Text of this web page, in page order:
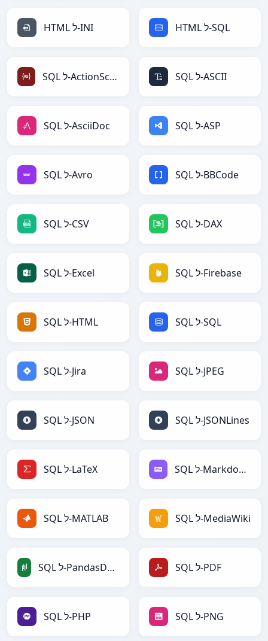
HTML ל-INI HTML ל-SQL
SQL ל-ActionScript SQL ל-ASCII
SQL ל-AsciiDoc SQL ל-ASP
SQL ל-Avro SQL ל-BBCode
SQL ל-CSV SQL ל-DAX
SQL ל-Excel SQL ל-Firebase
SQL ל-HTML SQL ל-SQL
SQL ל-Jira SQL ל-JPEG
SQL ל-JSON SQL ל-JSONLines
SQL ל-LaTeX SQL ל-Markdown
SQL ל-MATLAB SQL ל-MediaWiki
SQL ל-PandasDataFrame SQL ל-PDF
SQL ל-PHP SQL ל-PNG